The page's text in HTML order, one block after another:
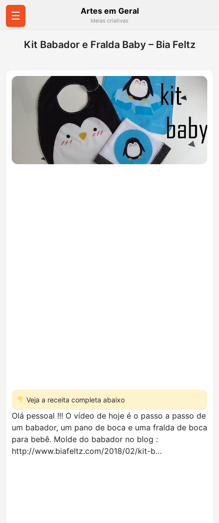
☰ Artes em Geral
Ideias criativas
Kit Babador e Fralda Baby – Bia Feltz
Veja a receita completa abaixo
Olá pessoal !!! O vídeo de hoje é o passo a passo de
um babador, um pano de boca e uma fralda de boca
para bebê. Molde do babador no blog :
http://www.biafeltz.com/2018/02/kit-b…